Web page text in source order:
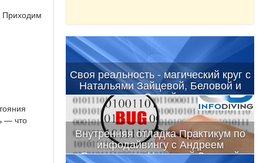
Приходим
— что
Своя реальность - магический круг с
Натальями Зайцевой, Беловой и
Сушей
Внутренняя отладка Практикум по
инфодайвингу с Андреем
Охримуком и Натальей Зацевой